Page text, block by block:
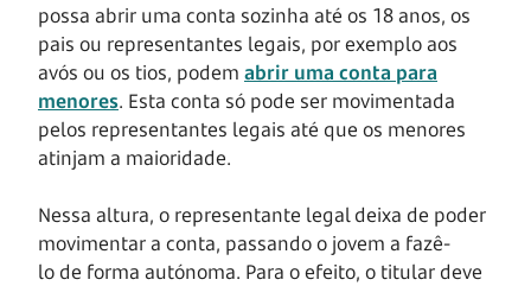
possa abrir uma conta sozinha até os 18 anos, os
pais ou representantes legais, por exemplo aos
avós ou os tios, podem abrir uma conta para
menores. Esta conta só pode ser movimentada
pelos representantes legais até que os menores
atinjam a maioridade.
Nessa altura, o representante legal deixa de poder
movimentar a conta, passando o jovem a fazê-
lo de forma autónoma. Para o efeito, o titular deve